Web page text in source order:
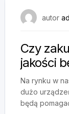
autor
Czy
jakości
Na rynku w
dużo
będą